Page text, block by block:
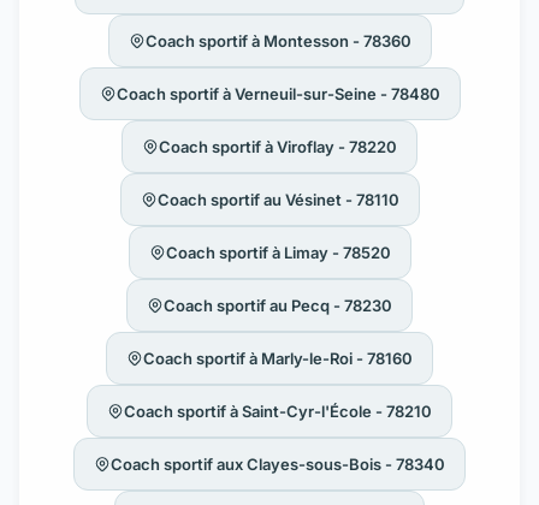
Coach sportif à Montesson - 78360
Coach sportif à Verneuil-sur-Seine - 78480
Coach sportif à Viroflay - 78220
Coach sportif au Vésinet - 78110
Coach sportif à Limay - 78520
Coach sportif au Pecq - 78230
Coach sportif à Marly-le-Roi - 78160
Coach sportif à Saint-Cyr-l'École - 78210
Coach sportif aux Clayes-sous-Bois - 78340